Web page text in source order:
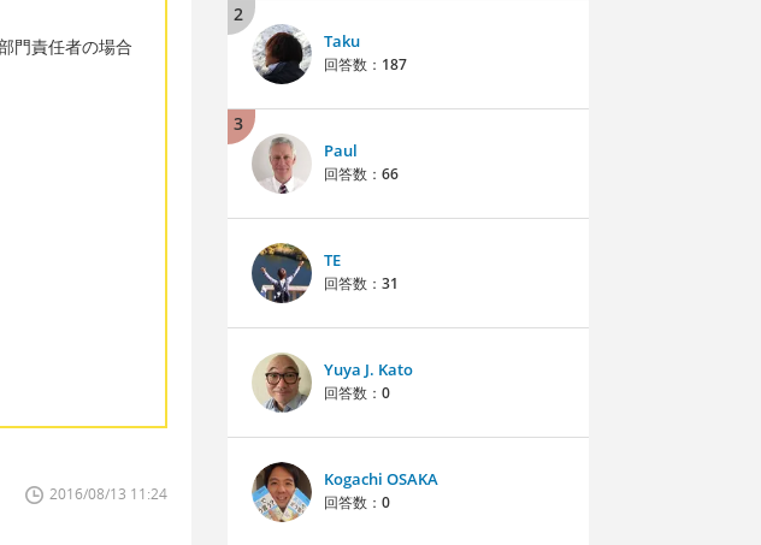
門責任者の場合
2016/08/13 11:24
2
Taku
回答数： 187
3
Paul
回答数： 66
TE
回答数： 31
Yuya J. Kato
回答数： 0
Kogachi OSAKA
回答数： 0